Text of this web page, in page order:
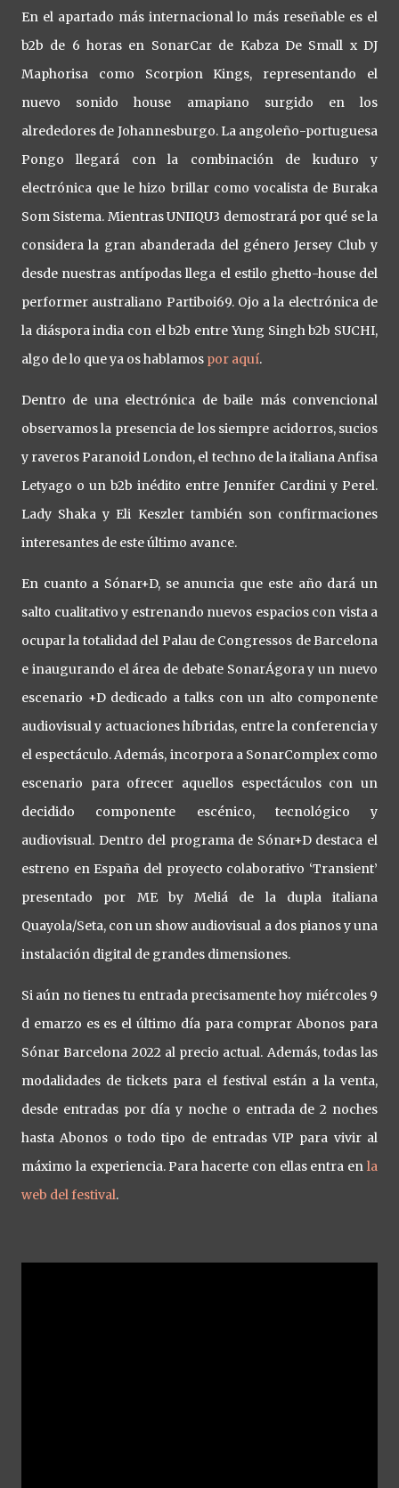
En el apartado más internacional lo más reseñable es el
b2b de 6 horas en SonarCar de Kabza De Small x DJ
Maphorisa como Scorpion Kings, representando el
nuevo sonido house amapiano surgido en los
alrededores de Johannesburgo. La angoleño-portuguesa
Pongo llegará con la combinación de kuduro y
electrónica que le hizo brillar como vocalista de Buraka
Som Sistema. Mientras UNIIQU3 demostrará por qué se la
considera la gran abanderada del género Jersey Club y
desde nuestras antípodas llega el estilo ghetto-house del
performer australiano Partiboi69. Ojo a la electrónica de
la diáspora india con el b2b entre Yung Singh b2b SUCHI,
algo de lo que ya os hablamos por aquí.
Dentro de una electrónica de baile más convencional
observamos la presencia de los siempre acidorros, sucios
y raveros Paranoid London, el techno de la italiana Anfisa
Letyago o un b2b inédito entre Jennifer Cardini y Perel.
Lady Shaka y Eli Keszler también son confirmaciones
interesantes de este último avance.
En cuanto a Sónar+D, se anuncia que este año dará un
salto cualitativo y estrenando nuevos espacios con vista a
ocupar la totalidad del Palau de Congressos de Barcelona
e inaugurando el área de debate SonarÁgora y un nuevo
escenario +D dedicado a talks con un alto componente
audiovisual y actuaciones híbridas, entre la conferencia y
el espectáculo. Además, incorpora a SonarComplex como
escenario para ofrecer aquellos espectáculos con un
decidido componente escénico, tecnológico y
audiovisual. Dentro del programa de Sónar+D destaca el
estreno en España del proyecto colaborativo ‘Transient’
presentado por ME by Meliá de la dupla italiana
Quayola/Seta, con un show audiovisual a dos pianos y una
instalación digital de grandes dimensiones.
Si aún no tienes tu entrada precisamente hoy miércoles 9
d emarzo es es el último día para comprar Abonos para
Sónar Barcelona 2022 al precio actual. Además, todas las
modalidades de tickets para el festival están a la venta,
desde entradas por día y noche o entrada de 2 noches
hasta Abonos o todo tipo de entradas VIP para vivir al
máximo la experiencia. Para hacerte con ellas entra en la
web del festival.